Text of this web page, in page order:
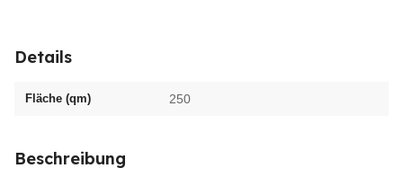
Details
Fläche (qm) 250
Beschreibung